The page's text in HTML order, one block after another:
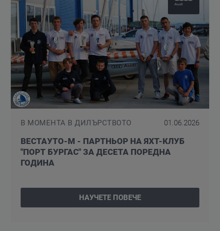
В МОМЕНТА В ДИЛЪРСТВОТО 01.06.2026
ВЕСТАУТО-М - ПАРТНЬОР НА ЯХТ-КЛУБ
"ПОРТ БУРГАС" ЗА ДЕСЕТА ПОРЕДНА
ГОДИНА
НАУЧЕТЕ ПОВЕЧЕ